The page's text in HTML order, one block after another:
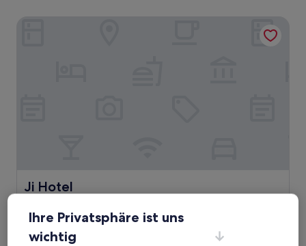
Ji Hotel
Ji Hotel
Sterne-
Unterkunft
Stadtbezirk Xihu, 2,8 km von Station Liuxia entfernt
Ihre Privatsphäre ist uns
wichtig